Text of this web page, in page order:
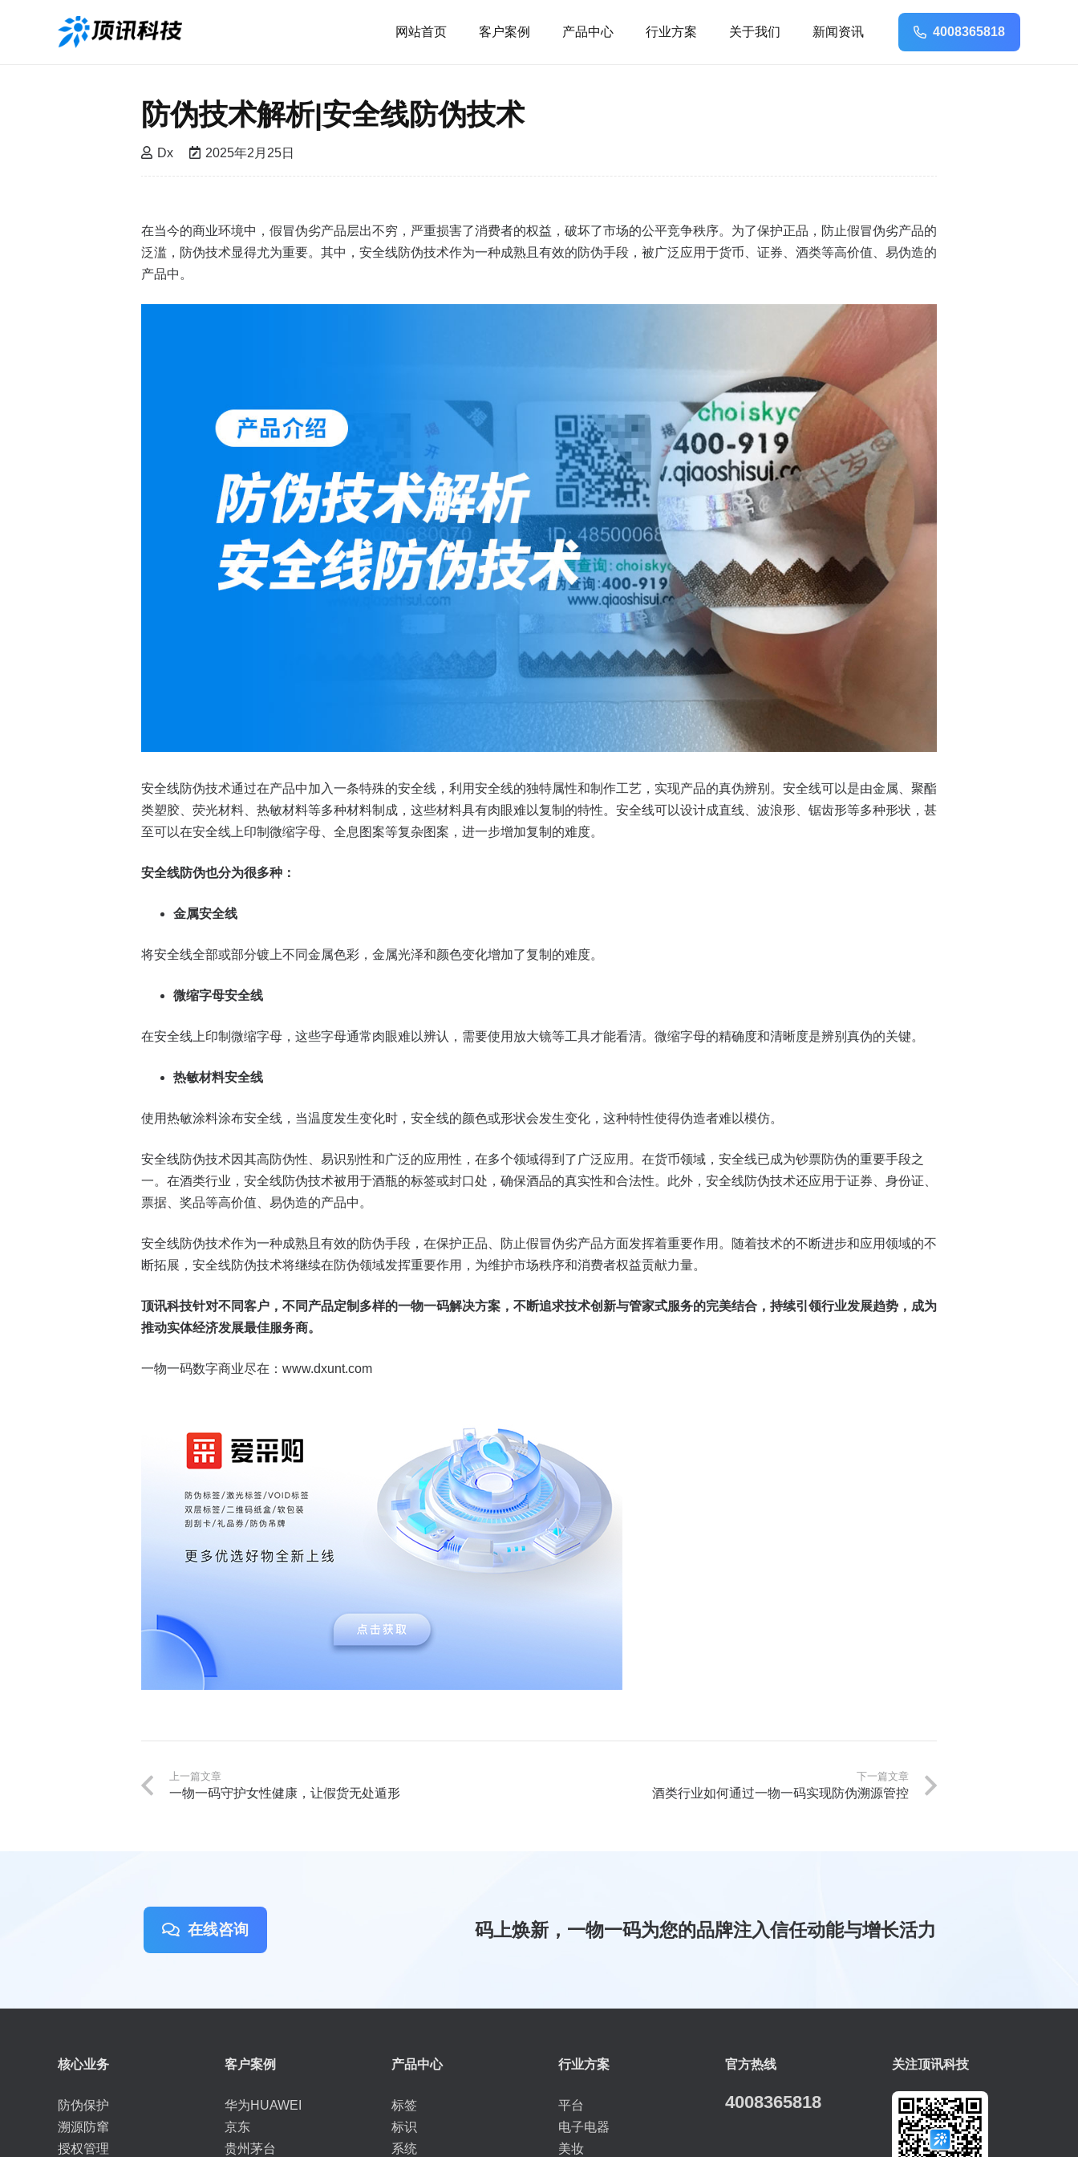
网站首页 客户案例 产品中心 行业方案 关于我们 新闻资讯 4008365818
防伪技术解析|安全线防伪技术
Dx 2025年2月25日
在当今的商业环境中，假冒伪劣产品层出不穷，严重损害了消费者的权益，破坏了市场的公平竞争秩序。为了保护正品，防止假冒伪劣产品的
泛滥，防伪技术显得尤为重要。其中，安全线防伪技术作为一种成熟且有效的防伪手段，被广泛应用于货币、证券、酒类等高价值、易伪造的
产品中。
安全线防伪技术通过在产品中加入一条特殊的安全线，利用安全线的独特属性和制作工艺，实现产品的真伪辨别。安全线可以是由金属、聚酯
类塑胶、荧光材料、热敏材料等多种材料制成，这些材料具有肉眼难以复制的特性。安全线可以设计成直线、波浪形、锯齿形等多种形状，甚
至可以在安全线上印制微缩字母、全息图案等复杂图案，进一步增加复制的难度。
安全线防伪也分为很多种：
金属安全线
将安全线全部或部分镀上不同金属色彩，金属光泽和颜色变化增加了复制的难度。
微缩字母安全线
在安全线上印制微缩字母，这些字母通常肉眼难以辨认，需要使用放大镜等工具才能看清。微缩字母的精确度和清晰度是辨别真伪的关键。
热敏材料安全线
使用热敏涂料涂布安全线，当温度发生变化时，安全线的颜色或形状会发生变化，这种特性使得伪造者难以模仿。
安全线防伪技术因其高防伪性、易识别性和广泛的应用性，在多个领域得到了广泛应用。在货币领域，安全线已成为钞票防伪的重要手段之
一。在酒类行业，安全线防伪技术被用于酒瓶的标签或封口处，确保酒品的真实性和合法性。此外，安全线防伪技术还应用于证券、身份证、
票据、奖品等高价值、易伪造的产品中。
安全线防伪技术作为一种成熟且有效的防伪手段，在保护正品、防止假冒伪劣产品方面发挥着重要作用。随着技术的不断进步和应用领域的不
断拓展，安全线防伪技术将继续在防伪领域发挥重要作用，为维护市场秩序和消费者权益贡献力量。
顶讯科技针对不同客户，不同产品定制多样的一物一码解决方案，不断追求技术创新与管家式服务的完美结合，持续引领行业发展趋势，成为
推动实体经济发展最佳服务商。
一物一码数字商业尽在：www.dxunt.com
上一篇文章
一物一码守护女性健康，让假货无处遁形
下一篇文章
酒类行业如何通过一物一码实现防伪溯源管控
在线咨询 码上焕新，一物一码为您的品牌注入信任动能与增长活力
核心业务
防伪保护
溯源防窜
授权管理
客户案例
华为HUAWEI
京东
贵州茅台
产品中心
标签
标识
系统
行业方案
平台
电子电器
美妆
官方热线
4008365818
关注顶讯科技